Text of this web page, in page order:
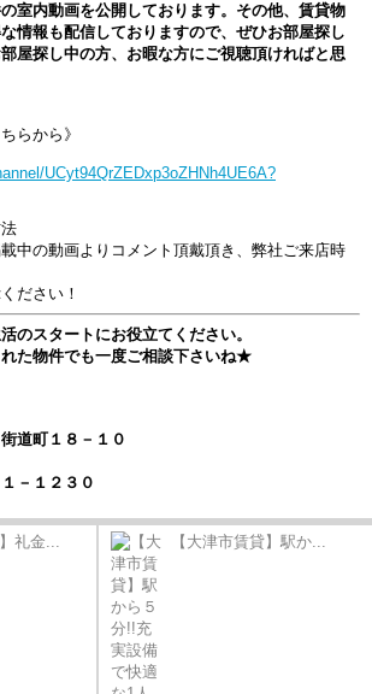
室内動画を公開しております。その他、賃貸物
情報も配信しておりますので、ぜひお部屋探し
屋探し中の方、お暇な方にご視聴頂ければと思
らから》
UCyt94QrZEDxp3oZHNh4UE6A?
中の動画よりコメント頂戴頂き、弊社ご来店時
ださい！
のスタートにお役立てください。
た物件でも一度ご相談下さいね★
道町１８－１０
－１２３０
礼金... 【大津市賃貸】駅か...